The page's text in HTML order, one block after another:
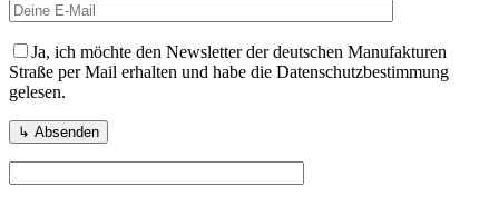
Ja, ich möchte den Newsletter der deutschen Manufakturen
Straße per Mail erhalten und habe die Datenschutzbestimmung
gelesen.